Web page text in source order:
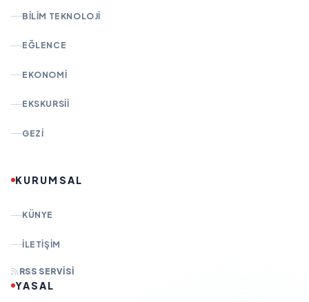
BILIM TEKNOLOJI
EĞLENCE
EKONOMI
EKSKURSII
GEZI
KURUMSAL
KÜNYE
İLETIŞIM
RSS SERVISI
YASAL